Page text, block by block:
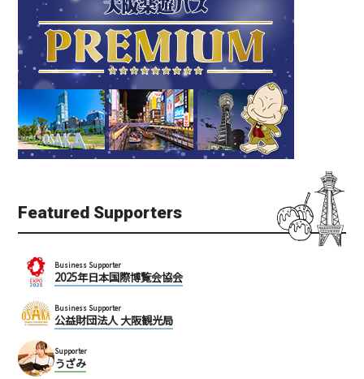
Featured Supporters
Business Supporter
2025年日本国際博覧会協会
Business Supporter
公益財団法人 大阪観光局
Supporter
うざみ